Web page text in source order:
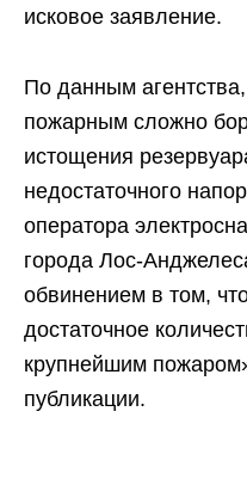
исковое заявление.
По данным
пожарным сложно
истощения
недостаточного
оператора
города Лос-
обвинением в том,
достаточное
крупнейшим
публикации.